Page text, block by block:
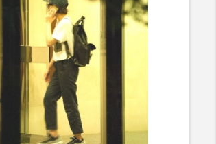
e